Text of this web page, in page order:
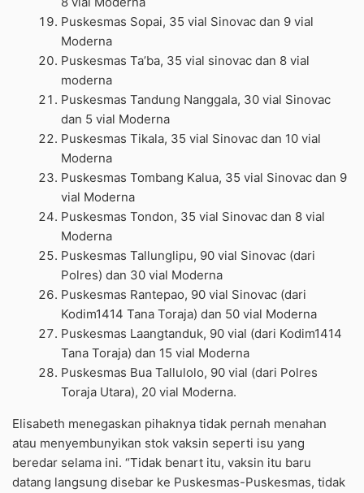
Puskesmas Sopai, 35 vial Sinovac dan 9 vial
Moderna
Puskesmas Ta’ba, 35 vial sinovac dan 8 vial
moderna
Puskesmas Tandung Nanggala, 30 vial Sinovac
dan 5 vial Moderna
Puskesmas Tikala, 35 vial Sinovac dan 10 vial
Moderna
Puskesmas Tombang Kalua, 35 vial Sinovac dan 9
vial Moderna
Puskesmas Tondon, 35 vial Sinovac dan 8 vial
Moderna
Puskesmas Tallunglipu, 90 vial Sinovac (dari
Polres) dan 30 vial Moderna
Puskesmas Rantepao, 90 vial Sinovac (dari
Kodim1414 Tana Toraja) dan 50 vial Moderna
Puskesmas Laangtanduk, 90 vial (dari Kodim1414
Tana Toraja) dan 15 vial Moderna
Puskesmas Bua Tallulolo, 90 vial (dari Polres
Toraja Utara), 20 vial Moderna.
Elisabeth menegaskan pihaknya tidak pernah menahan
atau menyembunyikan stok vaksin seperti isu yang
beredar selama ini. “Tidak benart itu, vaksin itu baru
datang langsung disebar ke Puskesmas-Puskesmas, tidak